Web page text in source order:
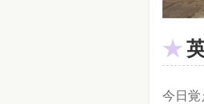
今日覚